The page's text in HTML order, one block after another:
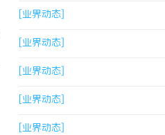
海量宝库与观影新体验
[业界动态]
[业界动态]
[业界动态]
[业界动态]
[业界动态]